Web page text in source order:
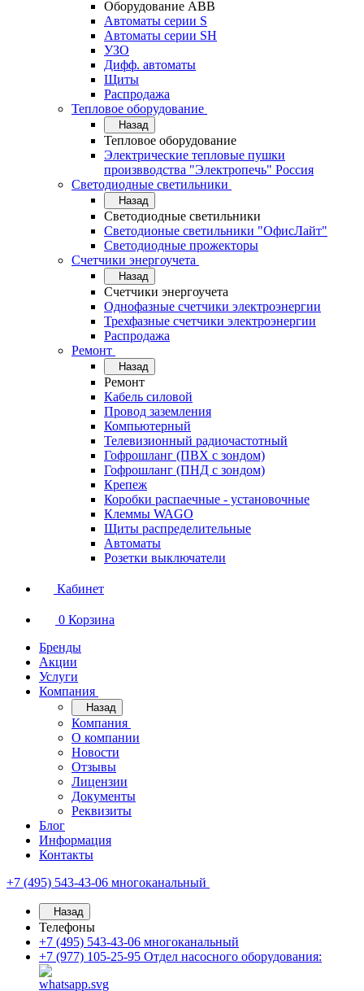
Оборудование АВВ
Автоматы серии S
Автоматы серии SH
УЗО
Дифф. автоматы
Щиты
Распродажа
Тепловое оборудование
Назад
Тепловое оборудование
Электрические тепловые пушки
произвводства "Электропечь" Россия
Светодиодные светильники
Назад
Светодиодные светильники
Светодионые светильники "ОфисЛайт"
Светодиодные прожекторы
Счетчики энергоучета
Назад
Счетчики энергоучета
Однофазные счетчики электроэнергии
Трехфазные счетчики электроэнергии
Распродажа
Ремонт
Назад
Ремонт
Кабель силовой
Провод заземления
Компьютерный
Телевизионный радиочастотный
Гофрошланг (ПВХ с зондом)
Гофрошланг (ПНД с зондом)
Крепеж
Коробки распаечные - установочные
Клеммы WAGO
Щиты распределительные
Автоматы
Розетки выключатели
Кабинет
0 Корзина
Бренды
Акции
Услуги
Компания
Назад
Компания
О компании
Новости
Отзывы
Лицензии
Документы
Реквизиты
Блог
Информация
Контакты
+7 (495) 543-43-06 многоканальный
Назад
Телефоны
+7 (495) 543-43-06 многоканальный
+7 (977) 105-25-95 Отдел насосного оборудования: